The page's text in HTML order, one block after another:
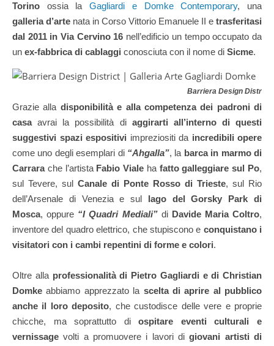
Torino ossia laGagliardi e Domke Contemporary, una
galleria d’arte nata in Corso Vittorio Emanuele II e trasferitasi
dal 2011 in Via Cervino 16 nell’edificio un tempo occupato da
un ex-fabbrica di cablaggi conosciuta con il nome di Sicme.
Barriera Design District
Grazie alla disponibilità e alla competenza dei padroni di
casaavrai la possibilità di aggirarti all’interno di questi
suggestivi spazi espositivi impreziositi da incredibili opere
come uno degli esemplari di “Ahgalla”, la barca in marmo di
Carrarache l’artista Fabio Viale ha fatto galleggiare sul Po,
sul Tevere, sul Canale di Ponte Rosso di Trieste, sul Rio
dell’Arsenale di Venezia e sul lago del Gorsky Park di
Mosca, oppure “I Quadri Mediali”di Davide Maria Coltro,
inventore del quadro elettrico, che stupiscono e conquistano i
visitatori con i cambi repentini di forme e colori.
Oltre alla professionalità di Pietro Gagliardi e di Christian
Domke abbiamo apprezzato la scelta di aprire al pubblico
anche il loro deposito, che custodisce delle vere e proprie
chicche, ma soprattutto diospitare eventi culturali e
vernissage volti a promuovere i lavori digiovani artisti di